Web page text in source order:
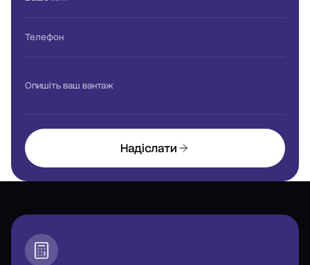
Телефон
Опишіть ваш вантаж
Надіслати